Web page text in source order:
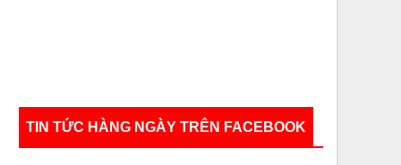
TIN TỨC HÀNG NGÀY TRÊN FACEBOOK